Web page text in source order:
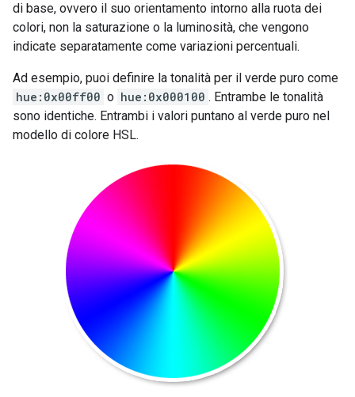
di base, ovvero il suo orientamento intorno alla ruota dei
colori, non la saturazione o la luminosità, che vengono
indicate separatamente come variazioni percentuali.
Ad esempio, puoi definire la tonalità per il verde puro come
hue:0x00ff00 o hue:0x000100 . Entrambe le tonalità
sono identiche. Entrambi i valori puntano al verde puro nel
modello di colore HSL.